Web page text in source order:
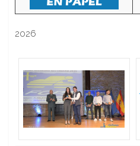
2026